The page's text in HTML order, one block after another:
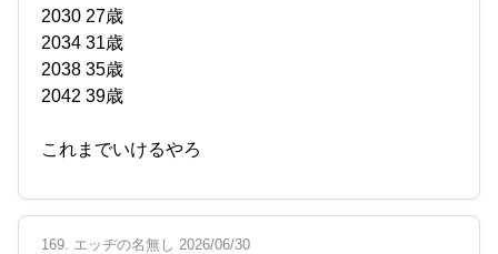
2030 27歳
2034 31歳
2038 35歳
2042 39歳
これまでいけるやろ
169. エッヂの名無し 2026/06/30